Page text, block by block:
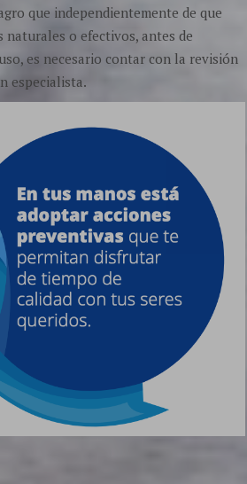
que independientemente de que
naturales o efectivos, antes de
es necesario contar con la revisión
especialista.